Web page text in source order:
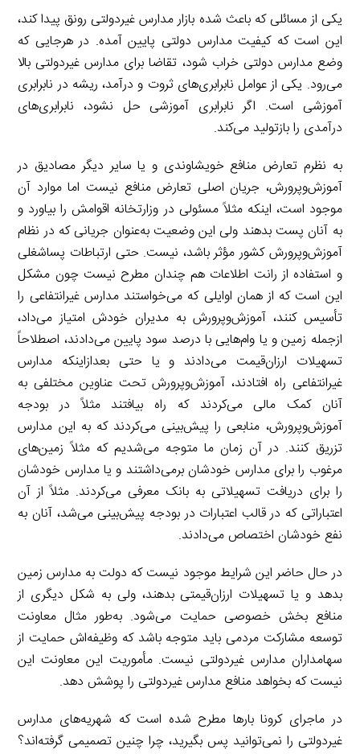
یکی از مسائلی که باعث شده بازار مدارس غیردولتی رونق پیدا کند،
این است که کیفیت مدارس دولتی پایین آمده. در هرجایی که
وضع مدارس دولتی خراب شود، تقاضا برای مدارس غیردولتی بالا
می‌رود. یکی از عوامل نابرابری‌های ثروت و درآمد، ریشه در نابرابری
آموزشی است. اگر نابرابری آموزشی حل نشود، نابرابری‌های
درآمدی را بازتولید می‌کند.
به نظرم تعارض منافع خویشاوندی و یا سایر دیگر مصادیق در
آموزش‌وپرورش، جریان اصلی تعارض منافع نیست اما موارد آن
موجود است، اینکه مثلاً مسئولی در وزارتخانه اقوامش را بیاورد و
به آنان پست بدهند ولی این وضعیت به‌عنوان جریانی که در نظام
آموزش‌وپرورش کشور مؤثر باشد، نیست. حتی ارتباطات پساشغلی
و استفاده از رانت اطلاعات هم چندان مطرح نیست چون مشکل
این است که از همان اوایلی که می‌خواستند مدارس غیرانتفاعی را
تأسیس کنند، آموزش‌وپرورش به مدیران خودش امتیاز می‌داد،
ازجمله زمین و یا وام‌هایی با درصد سود پایین می‌دادند، اصطلاحاً
تسهیلات ارزان‌قیمت می‌دادند و یا حتی بعدازاینکه مدارس
غیرانتفاعی راه افتادند، آموزش‌وپرورش تحت عناوین مختلفی به
آنان کمک مالی می‌کردند که راه بیافتند مثلاً در بودجه
آموزش‌وپرورش، منابعی را پیش‌بینی می‌کردند که به این مدارس
تزریق کنند. در آن زمان ما متوجه می‌شدیم که مثلاً زمین‌های
مرغوب را برای مدارس خودشان برمی‌داشتند و یا مدارس خودشان
را برای دریافت تسهیلاتی به بانک معرفی می‌کردند. مثلاً از آن
اعتباراتی که در قالب اعتبارات در بودجه پیش‌بینی می‌شد، آنان به
نفع خودشان اختصاص می‌دادند.
در حال حاضر این شرایط موجود نیست که دولت به مدارس زمین
بدهد و یا تسهیلات ارزان‌قیمتی بدهند، ولی به شکل دیگری از
منافع بخش خصوصی حمایت می‌شود. به‌طور مثال معاونت
توسعه مشارکت مردمی باید متوجه باشد که وظیفه‌اش حمایت از
سهامداران مدارس غیردولتی نیست. مأموریت این معاونت این
نیست که بخواهد منافع مدارس غیردولتی را پوشش دهد.
در ماجرای کرونا بارها مطرح شده است که شهریه‌های مدارس
غیردولتی را نمی‌توانید پس بگیرید، چرا چنین تصمیمی گرفته‌اند؟